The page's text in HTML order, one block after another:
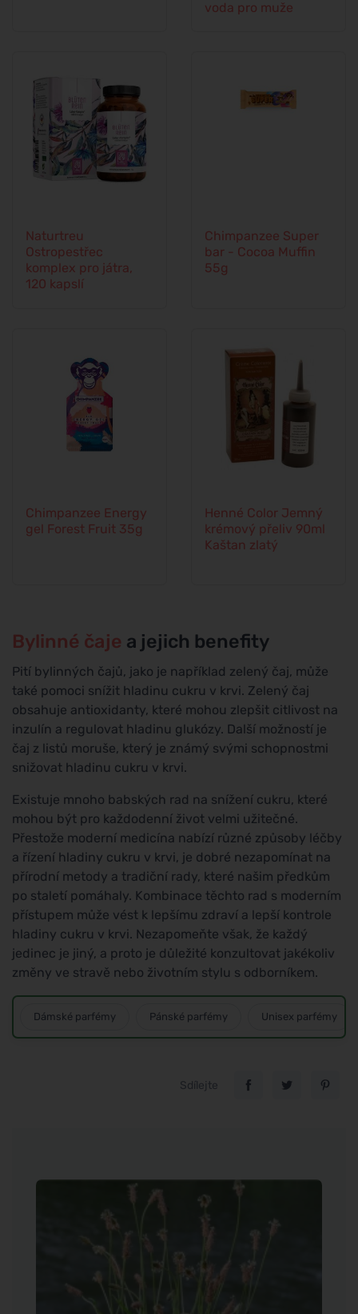
voda pro muže
Naturtreu
Ostropestřec
komplex pro játra,
120 kapslí
Chimpanzee Super
bar - Cocoa Muffin
55g
Chimpanzee Energy
gel Forest Fruit 35g
Henné Color Jemný
krémový přeliv 90ml
Kaštan zlatý
Bylinné čaje a jejich benefity
Pití bylinných čajů, jako je například zelený čaj, může
také pomoci snížit hladinu cukru v krvi. Zelený čaj
obsahuje antioxidanty, které mohou zlepšit citlivost na
inzulín a regulovat hladinu glukózy. Další možností je
čaj z listů moruše, který je známý svými schopnostmi
snižovat hladinu cukru v krvi.
Existuje mnoho babských rad na snížení cukru, které
mohou být pro každodenní život velmi užitečné.
Přestože moderní medicína nabízí různé způsoby léčby
a řízení hladiny cukru v krvi, je dobré nezapomínat na
přírodní metody a tradiční rady, které našim předkům
po staletí pomáhaly. Kombinace těchto rad s moderním
přístupem může vést k lepšímu zdraví a lepší kontrole
hladiny cukru v krvi. Nezapomeňte však, že každý
jedinec je jiný, a proto je důležité konzultovat jakékoliv
změny ve stravě nebo životním stylu s odborníkem.
Dámské parfémy Pánské parfémy Unisex parfémy
Sdílejte